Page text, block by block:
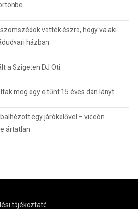
vették észre, hogy valaki
házban
a Szigeten DJ Oti
meg egy eltűnt 15 éves dán lányt
egy járókelővel – videón
ártatlan
tájékoztató